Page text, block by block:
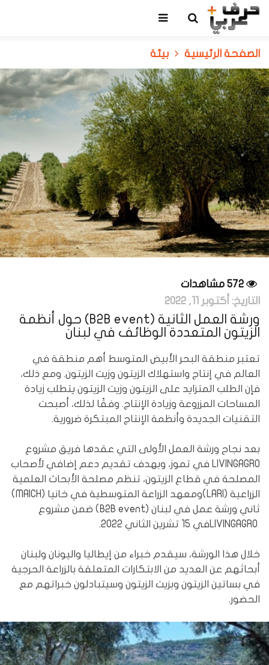
الصفحة الرئيسية بيئة
التاريخ: أكتوبر 11, 2022
ورشة العمل الثانية (B2B event) حول أنظمة
الزيتون المتعددة الوظائف في لبنان
تعتبر منطقة البحر الأبيض المتوسط أهم منطقة في ​​
العالم في إنتاج واستهلاك الزيتون وزيت الزيتون. ومع ذلك،
فإن الطلب المتزايد على الزيتون وزيت الزيتون يتطلب زيادة
المساحات المزروعة وزيادة الإنتاج. وفقًا لذلك، أصبحت
التقنيات الجديدة وأنظمة الإنتاج المبتكرة ضرورية.
بعد نجاح ورشة العمل الأولى التي عقدها فريق مشروع
LIVINGAGRO في تموز، وبهدف تقديم دعم إضافي لأصحاب
المصلحة في قطاع الزيتون، تنظم مصلحة الأبحاث العلمية
الزراعية (LARI)ومعهد الزراعة المتوسطية في خانيا (MAICH)
ثاني ورشة عمل في لبنان (B2B event) ضمن مشروع
خلال هذا الورشة، سيقدم خبراء من إيطاليا واليونان ولبنان
أبحاثهم عن العديد من الابتكارات المتعلقة بالزراعة الحرجية
في بساتين الزيتون وبزيت الزيتون وسيتبادلون خبراتهم مع
الحضور.